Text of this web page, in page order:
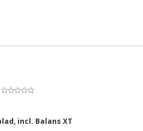
incl. Balans XT